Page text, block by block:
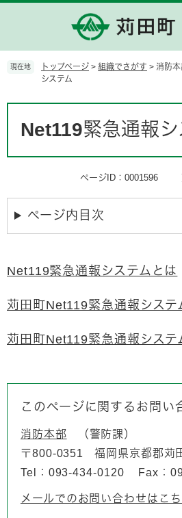
の
す。
ー
し
現在地 トップページ > 組織でさがす > 消防
システム
Net119緊急通報シ
ページID：0001596
ページ内目次
Net119緊急通報システムとは
苅田町Net119緊急通報システ
苅田町Net119緊急通報システ
このページに関するお問い
消防本部
警防課
〒800-0351
福岡県京都郡苅
Tel：093-434-0120
Fax：
メールでのお問い合わせはこ